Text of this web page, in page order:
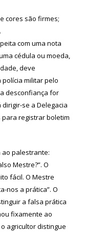
cores são firmes;
com uma nota
cédula ou moeda,
deve
militar pelo
desconfiança for
se a Delegacia
registrar boletim
ao palestrante:
Mestre?”. O
fácil. O Mestre
nos a prática”. O
a falsa prática
fixamente ao
agricultor distingue